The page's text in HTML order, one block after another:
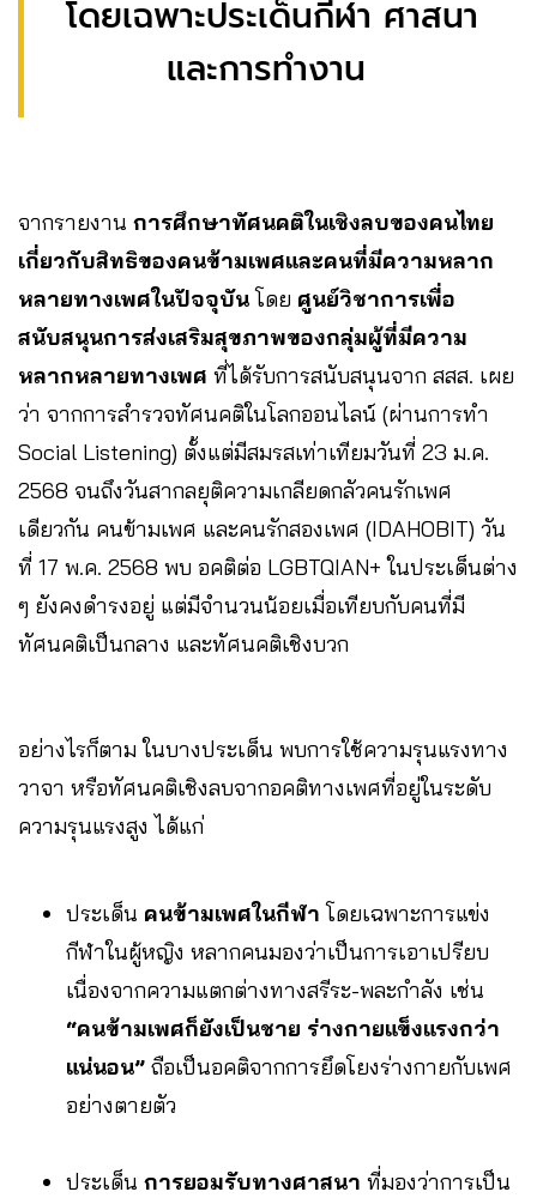
โดยเฉพาะประเด็นกีฬา ศาสนา
และการทำงาน
จากรายงาน การศึกษาทัศนคติในเชิงลบของคนไทย
เกี่ยวกับสิทธิของคนข้ามเพศและคนที่มีความหลาก
หลายทางเพศในปัจจุบันโดย ศูนย์วิชาการเพื่อ
สนับสนุนการส่งเสริมสุขภาพของกลุ่มผู้ที่มีความ
หลากหลายทางเพศ ที่ได้รับการสนับสนุนจาก สสส. เผย
ว่า จากการสำรวจทัศนคติในโลกออนไลน์ (ผ่านการทำ
Social Listening) ตั้งแต่มีสมรสเท่าเทียมวันที่ 23 ม.ค.
2568 จนถึงวันสากลยุติความเกลียดกลัวคนรักเพศ
เดียวกัน คนข้ามเพศ และคนรักสองเพศ (IDAHOBIT) วัน
ที่ 17 พ.ค. 2568 พบ อคติต่อ LGBTQIAN+ ในประเด็นต่าง
ๆ ยังคงดำรงอยู่ แต่มีจำนวนน้อยเมื่อเทียบกับคนที่มี
ทัศนคติเป็นกลาง และทัศนคติเชิงบวก
อย่างไรก็ตาม ในบางประเด็น พบการใช้ความรุนแรงทาง
วาจา หรือทัศนคติเชิงลบจากอคติทางเพศที่อยู่ในระดับ
ความรุนแรงสูง ได้แก่
ประเด็น คนข้ามเพศในกีฬาโดยเฉพาะการแข่ง
กีฬาในผู้หญิง หลากคนมองว่าเป็นการเอาเปรียบ
เนื่องจากความแตกต่างทางสรีระ-พละกำลัง เช่น
“คนข้ามเพศก็ยังเป็นชาย ร่างกายแข็งแรงกว่า
แน่นอน” ถือเป็นอคติจากการยึดโยงร่างกายกับเพศ
อย่างตายตัว
ประเด็น การยอมรับทางศาสนา ที่มองว่าการเป็น